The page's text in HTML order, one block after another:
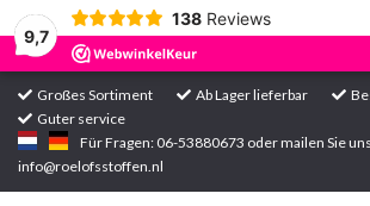
9,7
138 Reviews
Großes Sortiment Ab Lager lieferbar
Guter service
Für Fragen: 06-53880673 oder mailen Sie
info@roelofsstoffen.nl
Startseite
Sortiment